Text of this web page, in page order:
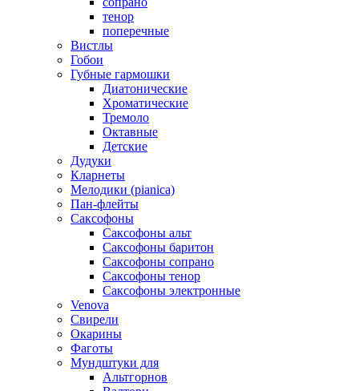
тенор
поперечные
Вистлы
Гобои
Губные гармошки
Диатонические
Хроматические
Тремоло
Октавные
Детские
Дудуки
Кларнеты
Мелодики (pianica)
Пан-флейты
Саксофоны
Саксофоны альт
Саксофоны баритон
Саксофоны сопрано
Саксофоны тенор
Саксофоны электронные
Venova
Свирели
Окарины
Фаготы
Мундштуки для
Альтгорнов